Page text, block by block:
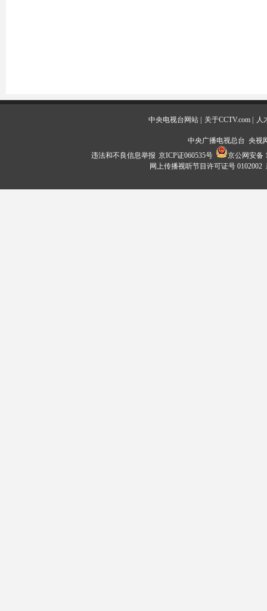
中央电视台网站 关于CCTV.com 人
中央广播电视总台 央视
违法和不良信息举报 京ICP证060535号
京公网安备
网上传播视听节目许可证号 0102002